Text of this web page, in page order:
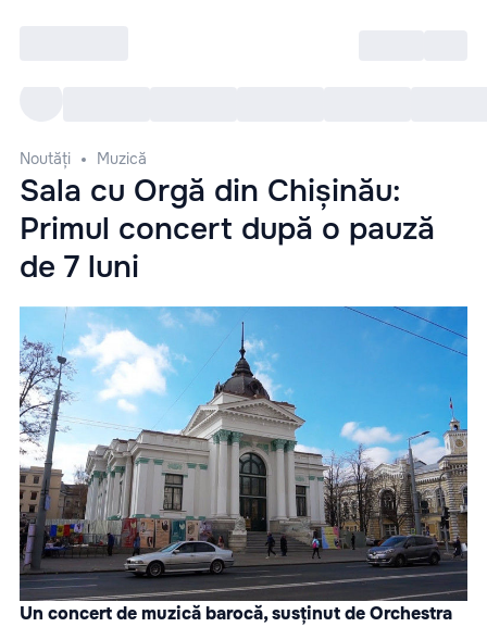
Noutăți Muzică
Sala cu Orgă din Chișinău:
Primul concert după o pauză
de 7 luni
Un concert de muzică barocă, susținut de Orchestra